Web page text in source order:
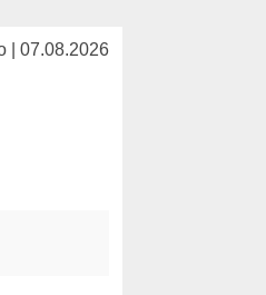
| 07.08.2026